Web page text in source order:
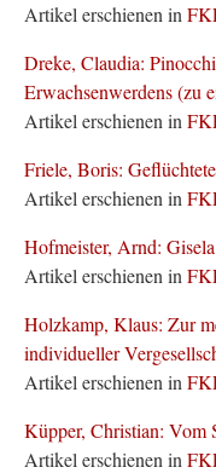
Artikel erschienen in
Dreke, Claudia:
Erwachsenwerdens (zu
Artikel erschienen in
Friele, Boris:
Artikel erschienen in
Hofmeister, Arnd:
Artikel erschienen in
Holzkamp, Klaus: Zur
individueller
Artikel erschienen in
Küpper, Christian: Vom
Artikel erschienen in